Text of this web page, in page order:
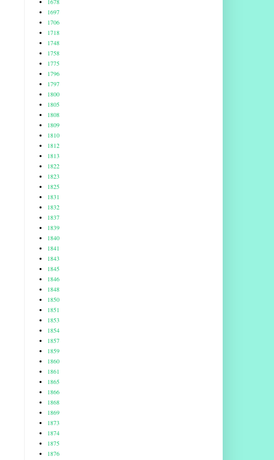
1697
1706
1718
1748
1758
1775
1796
1797
1800
1805
1808
1809
1810
1812
1813
1822
1823
1825
1831
1832
1837
1839
1840
1841
1843
1845
1846
1848
1850
1851
1853
1854
1857
1859
1860
1861
1865
1866
1868
1869
1873
1874
1875
1876